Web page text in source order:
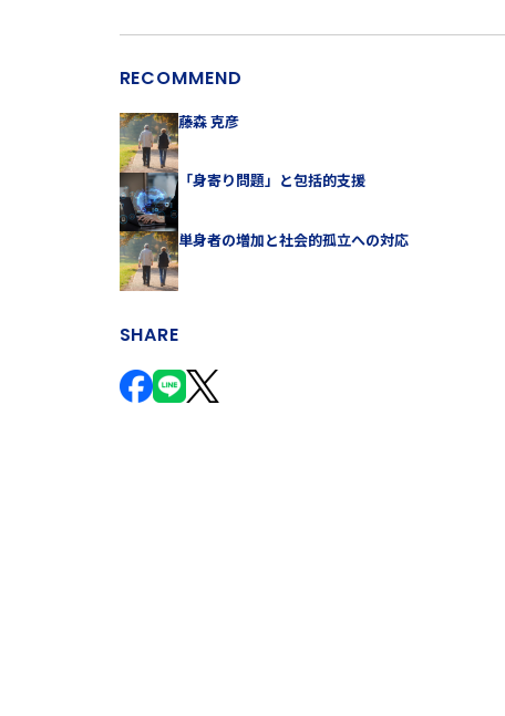
RECOMMEND
藤森 克彦
「身寄り問題」と包括的支援
単身者の増加と社会的孤立への対応
SHARE